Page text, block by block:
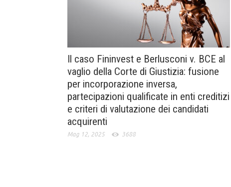
Il caso Fininvest e Berlusconi v. BCE al
vaglio della Corte di Giustizia: fusione
per incorporazione inversa,
partecipazioni qualificate in enti creditizi
e criteri di valutazione dei candidati
acquirenti
Mag 12, 2025 3688